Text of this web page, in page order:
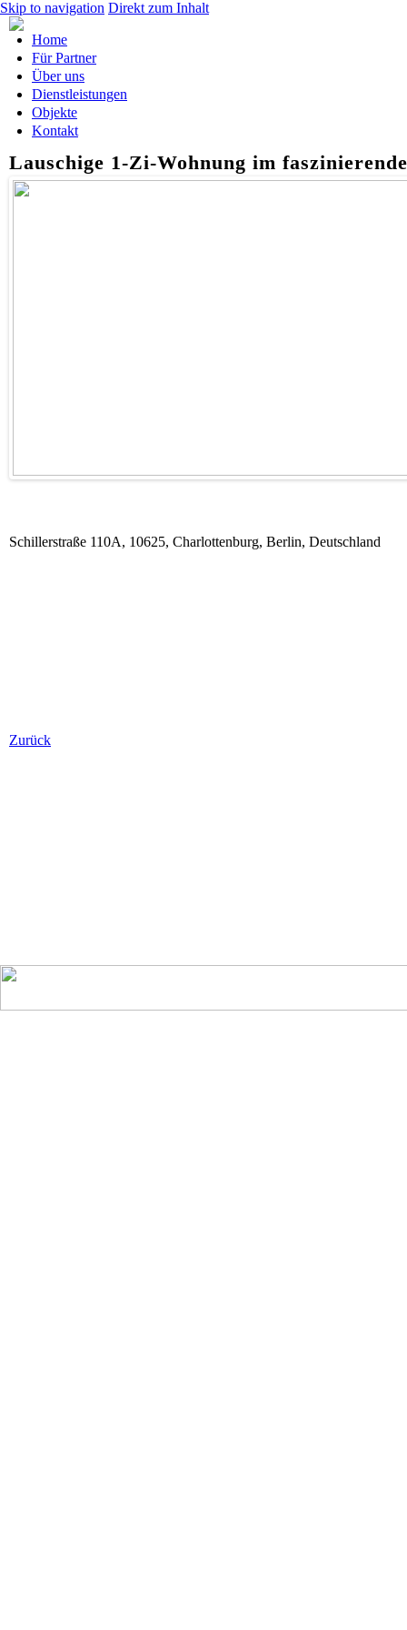
Skip to navigation Direkt zum Inhalt
Home
Für Partner
Über uns
Dienstleistungen
Objekte
Kontakt
Lauschige 1-Zi-Wohnung im
Schillerstraße 110A, 10625, Charlottenburg, Berlin, Deutschland
Zurück